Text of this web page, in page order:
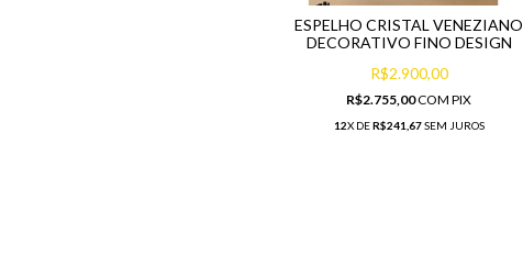
ESPELHO CRISTAL VENEZIANO
DECORATIVO FINO DESIGN
R$2.900,00
R$2.755,00COM PIX
12X DER$241,67SEM JUROS